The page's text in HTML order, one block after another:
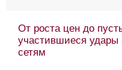
От роста цен до
участившиеся удары
сетям